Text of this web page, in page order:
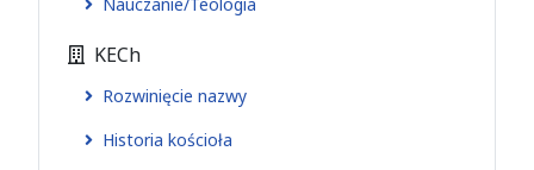
KECh
Rozwinięcie nazwy
Historia kościoła